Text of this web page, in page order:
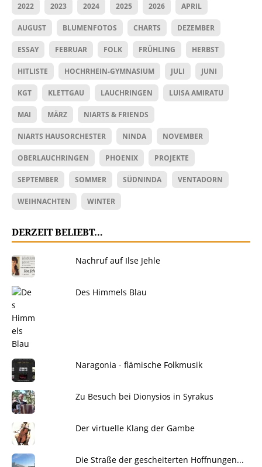
2022 2023 2024 2025 2026 APRIL
AUGUST BLUMENFOTOS CHARTS DEZEMBER
ESSAY FEBRUAR FOLK FRÜHLING HERBST
HITLISTE HOCHRHEIN-GYMNASIUM JULI JUNI
KGT KLETTGAU LAUCHRINGEN LUISA AMIRATU
MAI MÄRZ NIARTS & FRIENDS
NIARTS HAUSORCHESTER NINDA NOVEMBER
OBERLAUCHRINGEN PHOENIX PROJEKTE
SEPTEMBER SOMMER SÜDNINDA VENTADORN
WEIHNACHTEN WINTER
DERZEIT BELIEBT…
Nachruf auf Ilse Jehle
Des Himmels Blau
Naragonia - flämische Folkmusik
Zu Besuch bei Dionysios in Syrakus
Der virtuelle Klang der Gambe
Die Straße der gescheiterten Hoffnungen...